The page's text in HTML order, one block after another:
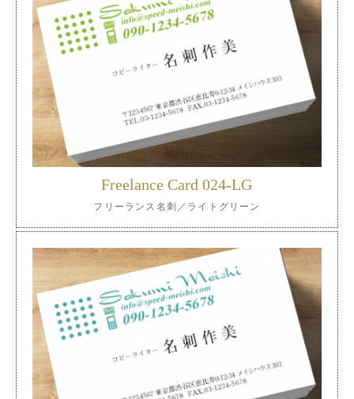
Freelance Card 024-LG
フリーランス名刺／ライトグリーン